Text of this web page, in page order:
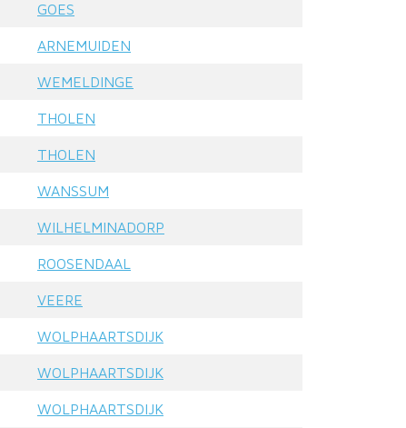
GOES
ARNEMUIDEN
WEMELDINGE
THOLEN
THOLEN
WANSSUM
WILHELMINADORP
ROOSENDAAL
VEERE
WOLPHAARTSDIJK
WOLPHAARTSDIJK
WOLPHAARTSDIJK